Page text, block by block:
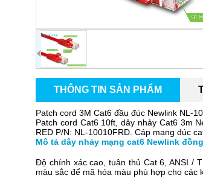
THÔNG TIN SẢN PHẨM
Patch cord 3M Cat6 đầu đúc Newlink NL-
Patch cord Cat6 10ft, dây nhảy Cat6 3m
RED P/N: NL-10010FRD . Cáp mạng đúc
Mô tả dây nhảy mạng cat6 Newlink
Độ chính xác cao, tuân thủ Cat 6, ANSI /
màu sắc để mã hóa màu phù hợp cho các